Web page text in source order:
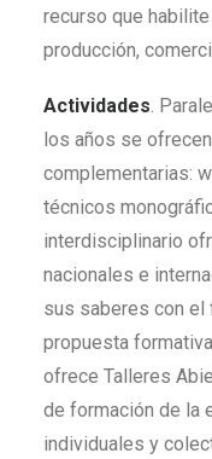
recurso que
producción,
Actividades.
los años se
complementarias:
técnicos
interdisciplinario
nacionales e
sus saberes con el
propuesta
ofrece Talleres
de formación de la
individuales y